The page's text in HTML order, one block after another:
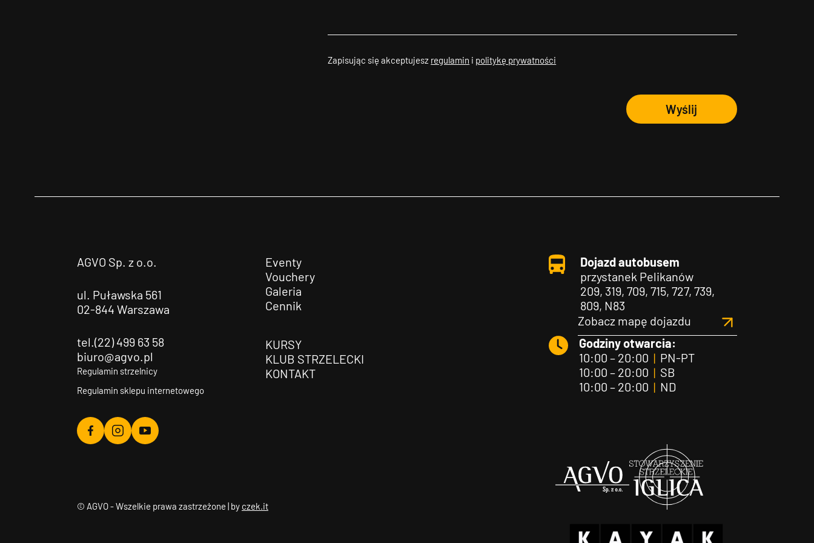
Zapisując się akceptujesz regulamin i politykę prywatności
Wyślij
AGVO Sp. z o.o.
ul. Puławska 561
02-844 Warszawa
tel.(22) 499 63 58
biuro@agvo.pl
Regulamin strzelnicy
Regulamin sklepu internetowego
Agvo
Agvo
Agvo
Eventy
Vouchery
Galeria
Cennik
KURSY
KLUB STRZELECKI
KONTAKT
Dojazd autobusem
przystanek Pelikanów
209, 319, 709, 715, 727, 739,
809, N83
Zobacz mapę dojazdu
Godziny otwarcia:
10:00 – 20:00 |PN-PT
10:00 – 20:00 |SB
10:00 – 20:00 |ND
© AGVO - Wszelkie prawa zastrzeżone | by czek.it
Agvo Iglica